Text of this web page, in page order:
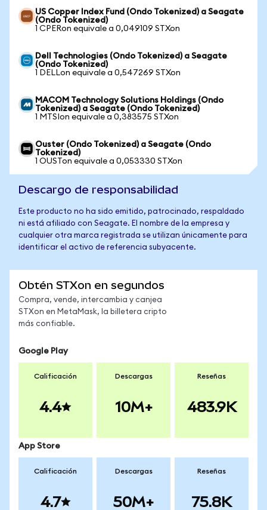
US Copper Index Fund (Ondo Tokenized) a Seagate
(Ondo Tokenized)
1 CPERon equivale a 0,049109 STXon
Dell Technologies (Ondo Tokenized) a Seagate
(Ondo Tokenized)
1 DELLon equivale a 0,547269 STXon
MACOM Technology Solutions Holdings (Ondo
Tokenized) a Seagate (Ondo Tokenized)
1 MTSIon equivale a 0,383575 STXon
Ouster (Ondo Tokenized) a Seagate (Ondo
Tokenized)
1 OUSTon equivale a 0,053330 STXon
Descargo de responsabilidad
Este producto no ha sido emitido, patrocinado, respaldado
ni está afiliado con Seagate. El nombre de la empresa y
cualquier otra marca registrada se utilizan únicamente para
identificar el activo de referencia subyacente.
Obtén STXon en segundos
Compra, vende, intercambia y canjea
STXon en MetaMask, la billetera cripto
más confiable.
Google Play
Calificación
4.4
Descargas
10M+
Reseñas
483.9K
App Store
Calificación
4.7
Descargas
50M+
Reseñas
75.8K